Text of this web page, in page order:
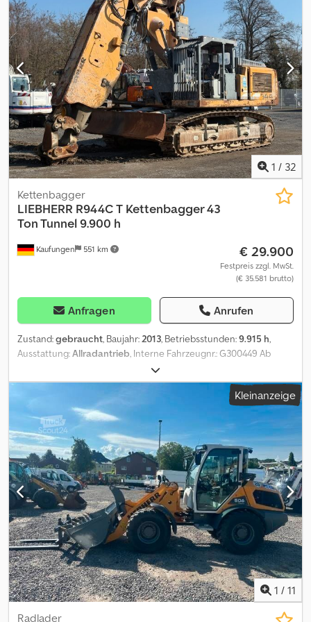
18, Radio, Multifunktionsjoystick, Arbeitsscheinwerfer hinten und
vorne, verstellbare Lenksäule Nettopreis: 49.900 EUR Mwst. 19 %
Bruttopreis: 59.381 EUR Irrtümer und Zwischenverkauf
vorbehalten! Weitere Informationen Kraftstofftyp: Diesel Leistung:
48 kW (65 PS) Motormarke: Yanmar Wenden Sie sich an Philip
Müller , , p-), um weitere Informationen zu erhalten.----Information
in English Additional options and accessories * 3rd hydr. circuit *
Battery disconnector * Forks * Quick coupler More information
Type of fuel: Diesel Power: 48 kW (65 HP) Make of engine: Yanmar
Rental currency: EUR Please contact Philip Müller , , p-) for more
information
1 / 32
Kaufungen 551 km
Kettenbagger
LIEBHERR R944C T Kettenbagger 43
Ton Tunnel 9.900 h
€ 29.900
Festpreis zzgl. MwSt.
(€ 35.581 brutto)
Anfragen Anrufen
Zustand:gebraucht, Baujahr: 2013, Betriebsstunden:9.915 h,
Ausstattung:Allradantrieb , Interne Fahrzeugnr.: G300449 Ab
sofort zur Verfügung auf unserem Hof in Kaufungen Mehr INFO
unter: * Golec Nutzfahrzeuge GmbH (Deutsch, English,
Bulgarisch, Russisch) * Viktoria Sologubova (Polnisch, Russisch,
Ukrainisch, English) Liebherr R944C T Baujahr 2013 9.900
Stunden 43,2 Tonnen Breite 3.050 mm Finanzierungsbeispiel: *
Interne Nummer: G300449 * Kaufpreis: 29.900,00
¤ * Anzahlung: 10% * Laufzeit: 60 * Monatliche Rate:
460,55 ¤ Restwert: 5.980,00 ¤ Wenn das Angebot Ihnen
zusagt oder dieses nach Ihren Bedürfnissen anpassen wollen,
kontaktieren Sie uns unter Hr. Enchev). Wir freuen uns auf Ihren
Anruf Dksdpfeyvm Akjx Acmjr Irrtümer vorbehalten Gerne
nehmen wir Ihr gebrauchtes Fahrzeug in Zahlung. Finanzierung
direkt bei uns im Hause möglich. GOLEC NUTZFAHRZEUGE GMBH
Wir sprechen: Deutsch, English, Spanish, Polnisch, Ukrainisch,
Russisch, Bulgarisch. ----.
Kleinanzeige
1 / 11
Radlader